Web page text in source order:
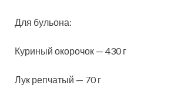
Для бульона:
Куриный окорочок — 430 г
Лук репчатый — 70 г